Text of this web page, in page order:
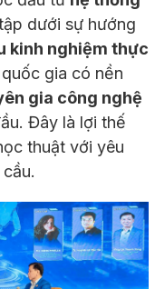
dưới sự hướng
kinh nghiệm thực
gia có nền
gia công nghệ
Đây là lợi thế
thuật với yêu